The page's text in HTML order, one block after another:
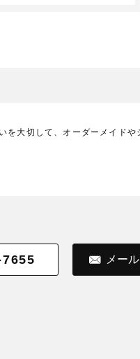
を大切して、オーダーメイドや
メー